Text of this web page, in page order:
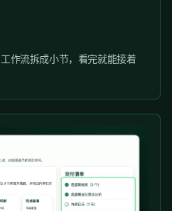
作流拆成小节，看完就能接着